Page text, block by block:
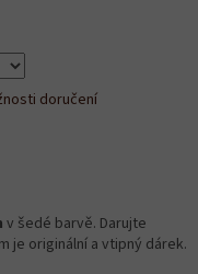
doručení
v šedé barvě. Darujte
je originální a vtipný dárek.